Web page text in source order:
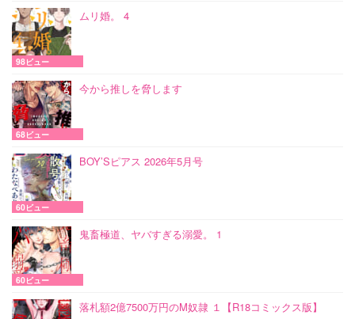
ムリ婚。 4
98ビュー
今から推しを脅します
68ビュー
BOY’Sピアス 2026年5月号
60ビュー
鬼畜極道、ヤバすぎる溺愛。 1
60ビュー
落札額2億7500万円のM奴隷 １【R18コミックス版】